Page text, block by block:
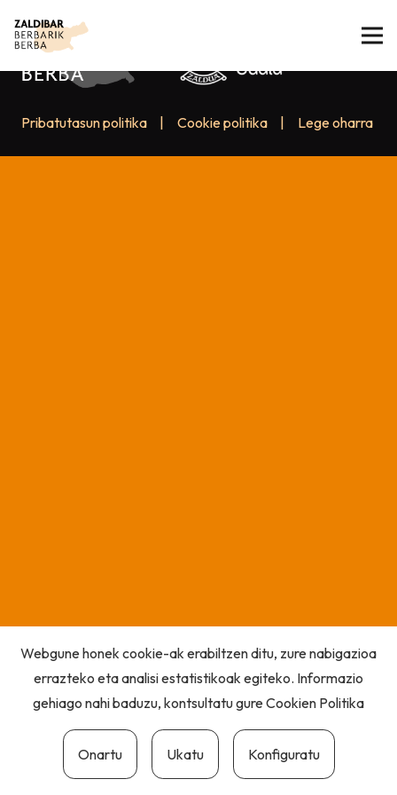
Pribatutasun politika Cookie politika Lege oharra
Webgune honek cookie-ak erabiltzen ditu, zure nabigazioa
errazteko eta analisi estatistikoak egiteko. Informazio
gehiago nahi baduzu, kontsultatu gureCookien Politika
Onartu Ukatu Konfiguratu